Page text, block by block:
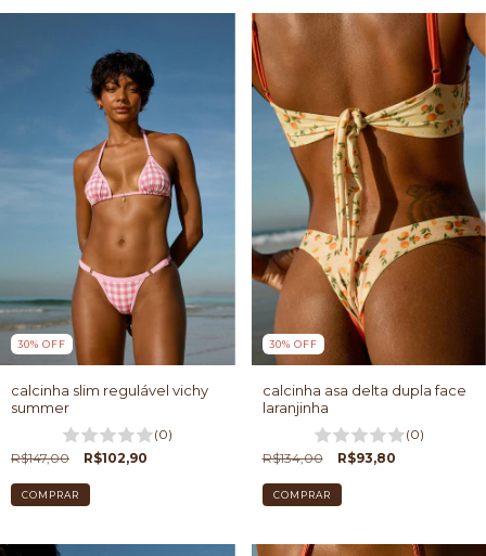
30% OFF
calcinha slim regulável vichy
summer
(0)
R$147,00
R$102,90
COMPRAR
30% OFF
calcinha asa delta dupla face
laranjinha
(0)
R$134,00
R$93,80
COMPRAR